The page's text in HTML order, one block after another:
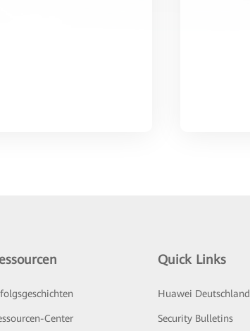
Center
Quick Links
Huawei Deutschland
Security Bulletins